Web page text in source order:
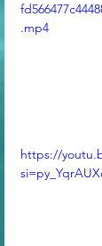
.mp4
https://